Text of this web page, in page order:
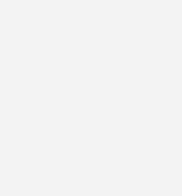
in den Stand
Ländern,
mit
den aktuellen